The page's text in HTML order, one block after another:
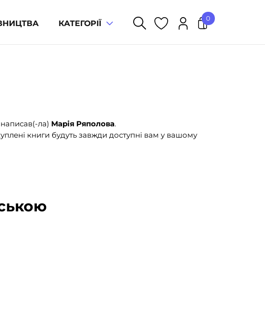
КАТЕГОРІЇ
0
У кошику немає товарів.
ла) Марія Ряполова.
книги будуть завжди доступні вам у вашому